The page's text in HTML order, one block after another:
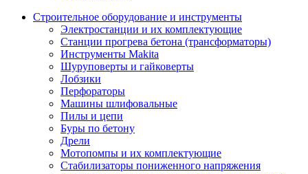
Строительное оборудование и инструменты
Электростанции и их комплектующие
Станции прогрева бетона (трансформаторы)
Инструменты Makita
Шуруповерты и гайковерты
Лобзики
Перфораторы
Машины шлифовальные
Пилы и цепи
Буры по бетону
Дрели
Мотопомпы и их комплектующие
Стабилизаторы пониженного напряжения